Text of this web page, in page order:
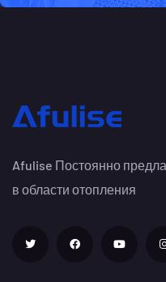
Afulise Постоянно
в области отопления